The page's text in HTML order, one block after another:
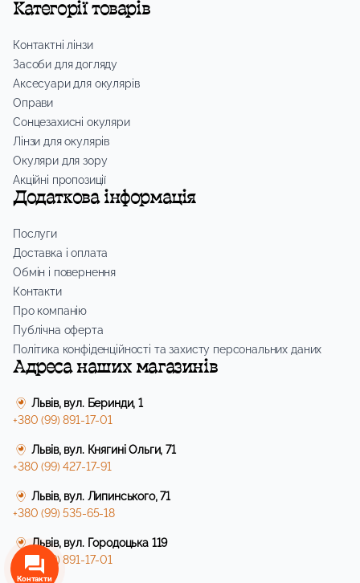
Категорії товарів
Контактні лінзи
Засоби для догляду
Аксесуари для окулярів
Оправи
Сонцезахисні окуляри
Лінзи для окулярів
Окуляри для зору
Акційні пропозиції
Додаткова інформація
Послуги
Доставка і оплата
Обмін і повернення
Контакти
Про компанію
Публічна оферта
Політика конфіденційності та захисту персональних даних
Адреса наших магазинів
Львів, вул. Беринди, 1
+380 (99) 891-17-01
Львів, вул. Княгині Ольги, 71
+380 (99) 427-17-91
Львів, вул. Липинського, 71
+380 (99) 535-65-18
Львів, вул. Городоцька 119
+380 (99) 891-17-01
Контакти